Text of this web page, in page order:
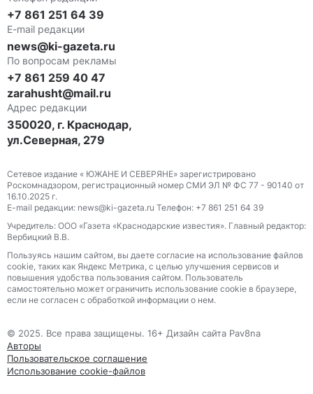
+7 861 251 64 39
E-mail редакции
news@ki-gazeta.ru
По вопросам рекламы
+7 861 259 40 47
zarahusht@mail.ru
Адрес редакции
350020, г. Краснодар,
ул.Северная, 279
Сетевое издание « ЮЖАНЕ И СЕВЕРЯНЕ» зарегистрировано
Роскомнадзором, регистрационный номер СМИ ЭЛ № ФС 77 - 90140 от
16.10.2025 г.
E-mail редакции: news@ki-gazeta.ru Телефон: +7 861 251 64 39
Учредитель: ООО «Газета «Краснодарские известия». Главный редактор:
Вербицкий В.В.
Пользуясь нашим сайтом, вы даете согласие на использование файлов
сооkіе, таких как Яндекс Метрика, с целью улучшения сервисов и
повышения удобства пользования сайтом. Пользователь
самостоятельно может ограничить использование сооkіе в браузере,
если не согласен с обработкой информации о нем.
© 2025. Все права защищены. 16+ Дизайн сайта Pav8na
Авторы
Пользовательское соглашение
Использование cookie-файлов